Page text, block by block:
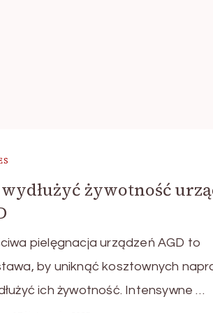
wydłużyć żywotność
pielęgnacja urządzeń AGD to
by uniknąć kosztownych
ich żywotność. Intensywne …